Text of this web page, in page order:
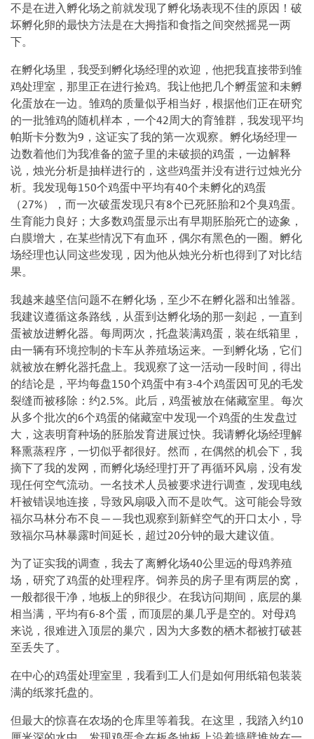
不是在进入孵化场之前就发现了孵化场表现不佳的原因！破
坏孵化卵的最快方法是在大拇指和食指之间突然摇晃一两
下。
在孵化场里，我受到孵化场经理的欢迎，他把我直接带到雏
鸡处理室，那里正在进行捡鸡。我让他把几个孵蛋篮和未孵
化蛋放在一边。雏鸡的质量似乎相当好，根据他们正在研究
的一批雏鸡的随机样本，一个42周大的育雏群，我发现平均
帕斯卡分数为9，这证实了我的第一次观察。孵化场经理一
边数着他们为我准备的篮子里的未破损的鸡蛋，一边解释
说，烛光分析是抽样进行的，这些鸡蛋并没有进行过烛光分
析。我发现每150个鸡蛋中平均有40个未孵化的鸡蛋
（27%），而一次破蛋发现只有8个已死胚胎和2个臭鸡蛋。
生育能力良好；大多数鸡蛋显示出有早期胚胎死亡的迹象，
白膜增大，在某些情况下有血环，偶尔有黑色的一圈。孵化
场经理也认同这些发现，因为他从烛光分析也得到了对比结
果。
我越来越坚信问题不在孵化场，至少不在孵化器和出雏器。
我建议遵循这条路线，从蛋到达孵化场的那一刻起，一直到
蛋被放进孵化器。每周两次，托盘装满鸡蛋，装在纸箱里，
由一辆有环境控制的卡车从养殖场运来。一到孵化场，它们
就被放在孵化器托盘上。我观察了这一活动一段时间，得出
的结论是，平均每盘150个鸡蛋中有3-4个鸡蛋因可见的毛发
裂缝而被移除：约2.5%。此后，鸡蛋被放在储藏室里。每次
从多个批次的6个鸡蛋的储藏室中发现一个鸡蛋的生发盘过
大，这表明育种场的胚胎发育进展过快。我请孵化场经理解
释熏蒸程序，一切似乎都很好。然而，在偶然的机会下，我
摘下了我的发网，而孵化场经理打开了再循环风扇，没有发
现任何空气流动。一名技术人员被要求进行调查，发现电线
杆被错误地连接，导致风扇吸入而不是吹气。这可能会导致
福尔马林分布不良——我也观察到新鲜空气的开口太小，导
致福尔马林暴露时间延长，超过20分钟的最大建议值。
为了证实我的调查，我去了离孵化场40公里远的母鸡养殖
场，研究了鸡蛋的处理程序。饲养员的房子里有两层的窝，
一般都很干净，地板上的卵很少。在我访问期间，底层的巢
相当满，平均有6-8个蛋，而顶层的巢几乎是空的。对母鸡
来说，很难进入顶层的巢穴，因为大多数的栖木都被打破甚
至丢失了。
在中心的鸡蛋处理室里，我看到工人们是如何用纸箱包装装
满的纸浆托盘的。
但最大的惊喜在农场的仓库里等着我。在这里，我踏入约10